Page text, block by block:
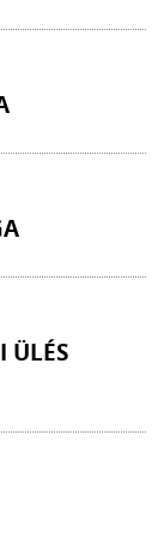
ÜLÉS